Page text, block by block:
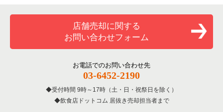
店舗売却に関する
お問い合わせフォーム
お電話でのお問い合わせ先
03-6452-2190
受付時間 9時～17時（土・日・祝祭日を除く）
飲食店ドットコム 居抜き売却担当者まで